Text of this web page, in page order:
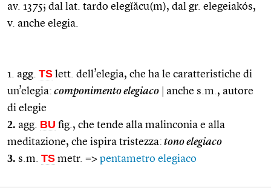
av. 1375; dal lat. tardo elegĭăcu(m), dal gr. elegeiakós,
v. anche elegia.
1. agg. TS lett. dell’elegia, che ha le caratteristiche di
un’elegia: componimento elegiaco
anche s.m., autore
di elegie
2. agg. BU fig., che tende alla malinconia e alla
meditazione, che ispira tristezza: tono elegiaco
3. s.m. TS metr. => pentametro elegiaco